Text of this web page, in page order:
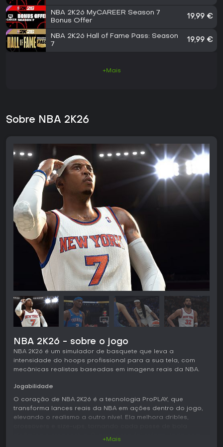
NBA 2K26 MyCAREER Season 7
Bonus Offer
19,99 €
NBA 2K26 Hall of Fame Pass: Season
7
19,99 €
+Mais
Sobre NBA 2K26
NBA 2K26 - sobre o jogo
NBA 2K26 é um simulador de basquete que leva a
intensidade do hoops profissional para a sua tela, com
mecânicas realistas baseadas em imagens reais da NBA.
Jogabilidade
O coração de NBA 2K26 é a tecnologia ProPLAY, que
transforma lances reais da NBA em ações dentro do jogo,
elevando o realismo a outro nível. Ela melhora dribles,
+Mais